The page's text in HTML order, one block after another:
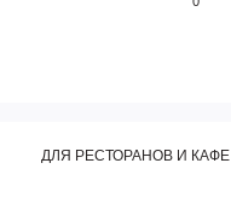
ДЛЯ РЕСТОРАНОВ И КАФЕ